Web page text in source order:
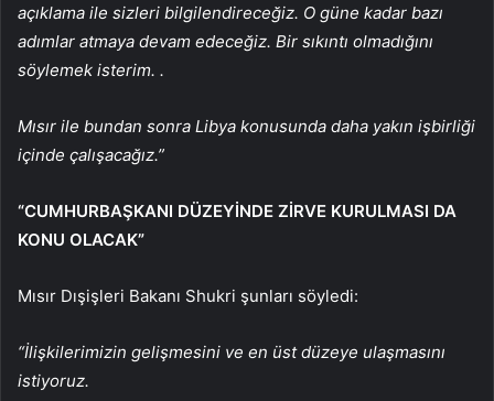
açıklama ile sizleri bilgilendireceğiz. O güne kadar bazı
adımlar atmaya devam edeceğiz. Bir sıkıntı olmadığını
söylemek isterim. .
Mısır ile bundan sonra Libya konusunda daha yakın işbirliği
içinde çalışacağız.”
“CUMHURBAŞKANI DÜZEYİNDE ZİRVE KURULMASI DA
KONU OLACAK”
Mısır Dışişleri Bakanı Shukri şunları söyledi:
“İlişkilerimizin gelişmesini ve en üst düzeye ulaşmasını
istiyoruz.